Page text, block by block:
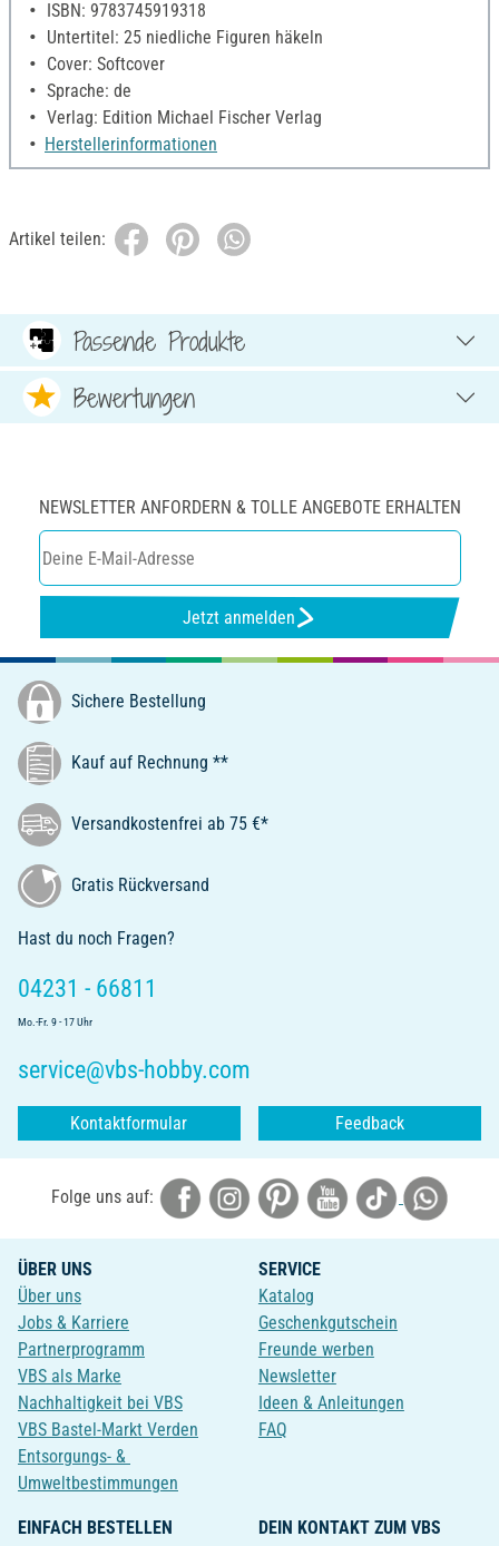
ISBN: 9783745919318
Untertitel: 25 niedliche Figuren häkeln
Cover: Softcover
Sprache: de
Verlag: Edition Michael Fischer Verlag
Herstellerinformationen
Artikel teilen:
Passende Produkte
Bewertungen
NEWSLETTER ANFORDERN & TOLLE ANGEBOTE ERHALTEN
Jetzt anmelden
Sichere Bestellung
Kauf auf Rechnung **
Versandkostenfrei ab 75 €*
Gratis Rückversand
Hast du noch Fragen?
04231 - 66811
Mo.-Fr. 9 - 17 Uhr
service@vbs-hobby.com
Kontaktformular Feedback
Folge uns auf:
ÜBER UNS
Über uns
Jobs & Karriere
Partnerprogramm
VBS als Marke
Nachhaltigkeit bei VBS
VBS Bastel-Markt Verden
Entsorgungs- &
Umweltbestimmungen
SERVICE
Katalog
Geschenkgutschein
Freunde werben
Newsletter
Ideen & Anleitungen
FAQ
EINFACH BESTELLEN
DEIN KONTAKT ZUM VBS